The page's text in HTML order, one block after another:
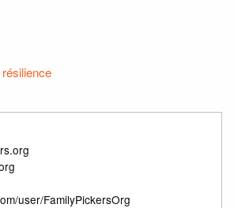
user/FamilyPickersOrg